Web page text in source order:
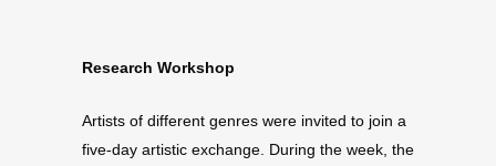
Research Workshop
Artists of different genres were invited to join a
five-day artistic exchange. During the week, the